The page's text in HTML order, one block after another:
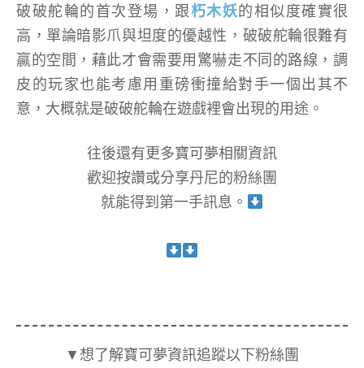
破破舵輪的首次登場，跟朽木妖的相似度確實很
高，單論暗影爪與坦度的優越性，破破舵輪很難有
贏的空間，藉此才會需要用驚嚇走不同的路線，調
皮的玩家也能考慮用重磅衝撞給對手一個出其不
意，大概就是破破舵輪在遊戲裡會出現的用途。
往後還有更多寶可夢相關資訊
歡迎按讚或分享丹尼的粉絲團
就能得到第一手訊息。
▼想了解寶可夢資訊追蹤以下粉絲團